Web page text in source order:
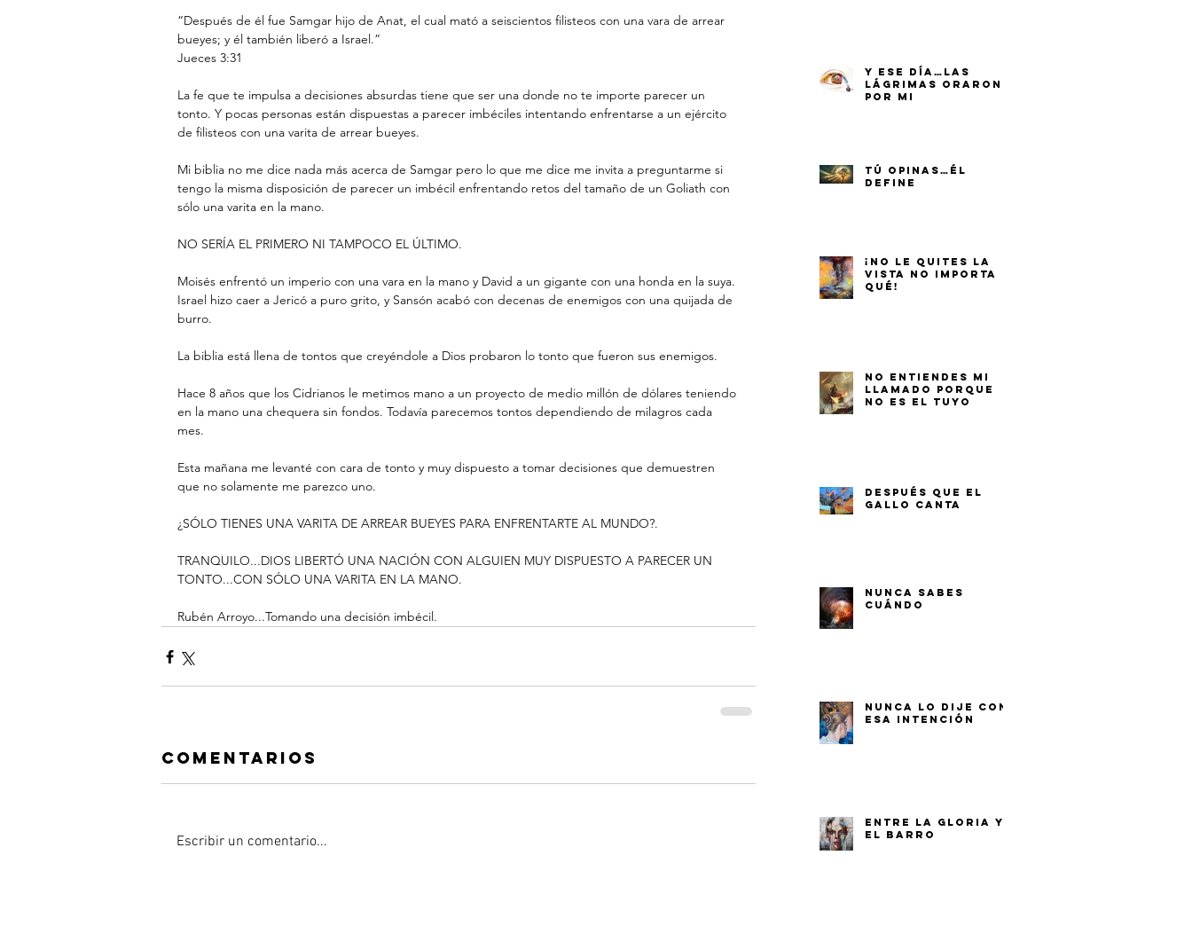
“Después de él fue Samgar hijo de Anat, el cual mató a seiscientos filisteos con una vara de arrear
bueyes; y él también liberó a Israel.”
‭‭Jueces‬ ‭3:31‬ ‭
La fe que te impulsa a decisiones absurdas tiene que ser una donde no te importe parecer un
tonto. Y pocas personas están dispuestas a parecer imbéciles intentando enfrentarse a un ejército
de filisteos con una varita de arrear bueyes.
Mi biblia no me dice nada más acerca de Samgar pero lo que me dice me invita a preguntarme si
tengo la misma disposición de parecer un imbécil enfrentando retos del tamaño de un Goliath con
sólo una varita en la mano.
NO SERÍA EL PRIMERO NI TAMPOCO EL ÚLTIMO.
Moisés enfrentó un imperio con una vara en la mano y David a un gigante con una honda en la suya.
Israel hizo caer a Jericó a puro grito, y Sansón acabó con decenas de enemigos con una quijada de
burro.
La biblia está llena de tontos que creyéndole a Dios probaron lo tonto que fueron sus enemigos.
Hace 8 años que los Cidrianos le metimos mano a un proyecto de medio millón de dólares teniendo
en la mano una chequera sin fondos. Todavía parecemos tontos dependiendo de milagros cada
mes.
Esta mañana me levanté con cara de tonto y muy dispuesto a tomar decisiones que demuestren
que no solamente me parezco uno.
¿SÓLO TIENES UNA VARITA DE ARREAR BUEYES PARA ENFRENTARTE AL MUNDO?.
TRANQUILO...DIOS LIBERTÓ UNA NACIÓN CON ALGUIEN MUY DISPUESTO A PARECER UN
TONTO...CON SÓLO UNA VARITA EN LA MANO.
Rubén Arroyo...Tomando una decisión imbécil.
Comentarios
Escribir un comentario...
Y ESE DÍA…LAS
LÁGRIMAS ORARON
POR MI
TÚ OPINAS…ÉL
DEFINE
¡NO LE QUITES LA
VISTA NO IMPORTA
QUÉ!
NO ENTIENDES MI
LLAMADO PORQUE
NO ES EL TUYO
DESPUÉS QUE EL
GALLO CANTA
NUNCA SABES
CUÁNDO
NUNCA LO DIJE CON
ESA INTENCIÓN
ENTRE LA GLORIA Y
EL BARRO